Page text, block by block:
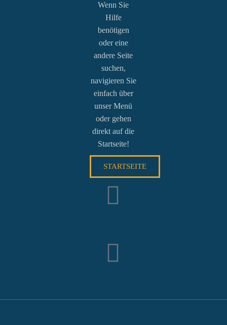
Wenn Sie
Hilfe
benötigen
oder eine
andere Seite
suchen,
navigieren Sie
einfach über
unser Menü
oder gehen
direkt auf die
Startseite!
STARTSEITE